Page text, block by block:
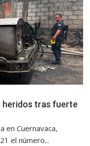
heridos tras fuerte
en Cuernavaca,
el número...